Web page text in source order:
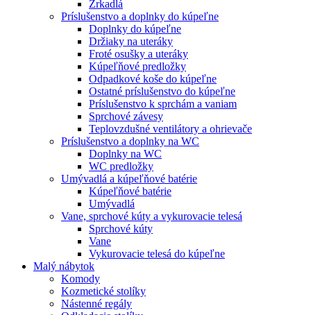
Zrkadlá
Príslušenstvo a doplnky do kúpeľne
Doplnky do kúpeľne
Držiaky na uteráky
Froté osušky a uteráky
Kúpeľňové predložky
Odpadkové koše do kúpeľne
Ostatné príslušenstvo do kúpeľne
Príslušenstvo k sprchám a vaniam
Sprchové závesy
Teplovzdušné ventilátory a ohrievače
Príslušenstvo a doplnky na WC
Doplnky na WC
WC predložky
Umývadlá a kúpeľňové batérie
Kúpeľňové batérie
Umývadlá
Vane, sprchové kúty a vykurovacie telesá
Sprchové kúty
Vane
Vykurovacie telesá do kúpeľne
Malý nábytok
Komody
Kozmetické stolíky
Nástenné regály